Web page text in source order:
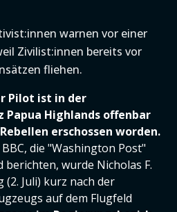
warnen vor einer
Zivilist:innen bereits vor
fliehen.
Pilot ist in der
Papua Highlands offenbar
erschossen worden.
die "Washington Post"
berichten, wurde Nicholas F.
Juli) kurz nach der
auf dem Flugfeld